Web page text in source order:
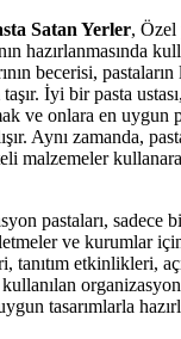
Satan Yerler, Özel
hazırlanmasında
becerisi,
İyi bir pasta
ve onlara en uygun
Aynı zamanda,
malzemeler
pastaları, sadece
ve kurumlar
tanıtım etkinlikleri,
tasarımlarla